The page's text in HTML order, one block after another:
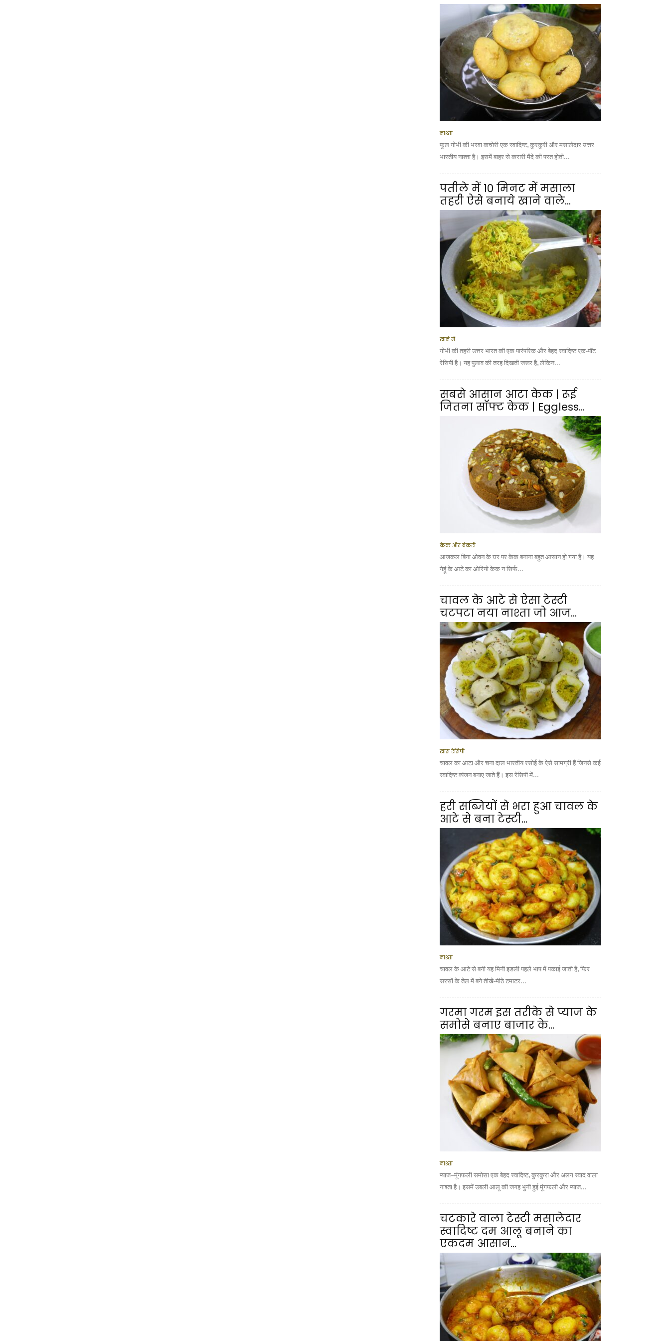
नाश्ता
फूल गोभी की भरवा कचोरी एक स्वादिष्ट, कुरकुरी और मसालेदार उत्तर
भारतीय नाश्ता है। इसमें बाहर से करारी मैदे की परत होती...
पतीले में 10 मिनट में मसाला
तहरी ऐसे बनाये खाने वाले...
खाने में
गोभी की तहरी उत्तर भारत की एक पारंपरिक और बेहद स्वादिष्ट एक-पॉट
रेसिपी है। यह पुलाव की तरह दिखती जरूर है, लेकिन...
सबसे आसान आटा केक | रूई
जितना सॉफ्ट केक | Eggless...
केक और बेकरी
आजकल बिना ओवन के घर पर केक बनाना बहुत आसान हो गया है। यह
गेहूं के आटे का ओरियो केक न सिर्फ...
चावल के आटे से ऐसा टेस्टी
चटपटा नया नाश्ता जो आज...
खास रेसिपी
चावल का आटा और चना दाल भारतीय रसोई के ऐसे सामग्री हैं जिनसे कई
स्वादिष्ट व्यंजन बनाए जाते हैं। इस रेसिपी में...
हरी सब्जियों से भरा हुआ चावल के
आटे से बना टेस्टी...
नाश्ता
चावल के आटे से बनी यह मिनी इडली पहले भाप में पकाई जाती है, फिर
सरसों के तेल में बने तीखे-मीठे टमाटर...
गरमा गरम इस तरीके से प्याज के
समोसे बनाए बाजार के...
नाश्ता
प्याज–मूंगफली समोसा एक बेहद स्वादिष्ट, कुरकुरा और अलग स्वाद वाला
नाश्ता है। इसमें उबली आलू की जगह भुनी हुई मूंगफली और प्याज...
चटकारे वाला टेस्टी मसालेदार
स्वादिष्ट दम आलू बनाने का
एकदम आसान...